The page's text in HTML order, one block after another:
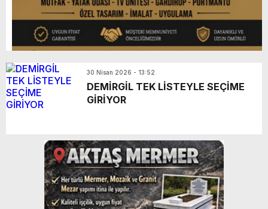
30 Nisan 2026 - 13:52
DEMİRGİL TEK LİSTEYLE SEÇİME
GİRİYOR